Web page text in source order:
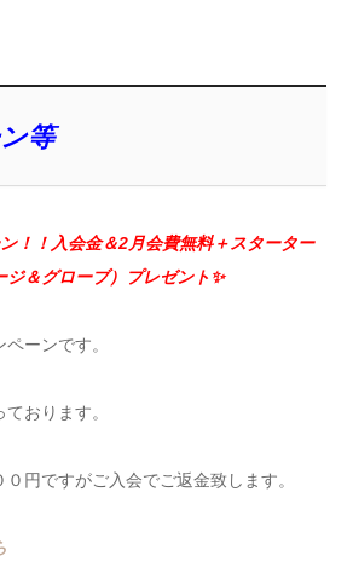
等
！！入会金＆2月会費無料＋スターター
ジ＆グローブ）プレゼント✨
ーンです。
おります。
円ですがご入会でご返金致します。